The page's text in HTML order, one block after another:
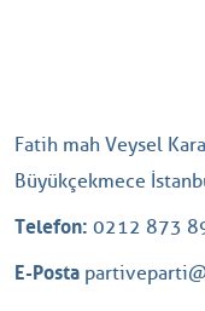
Fatih mah Veysel
Büyükçekmece
Telefon: 0212 873
E-Posta